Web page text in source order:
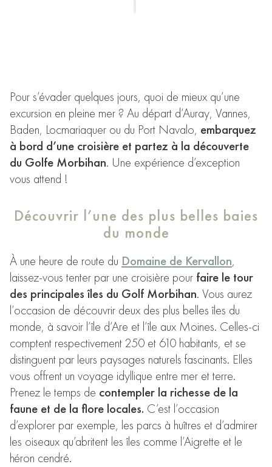
Pour s’évader quelques jours, quoi de mieux qu’une
excursion en pleine mer ? Au départ d’Auray, Vannes,
Baden, Locmariaquer ou du Port Navalo, embarquez
à bord d’une croisière et partez à la découverte
du Golfe Morbihan. Une expérience d’exception
vous attend !
Découvrir l’une des plus belles baies
du monde
À une heure de route du Domaine de Kervallon,
laissez-vous tenter par une croisière pour faire le tour
des principales îles du Golf Morbihan. Vous aurez
l’occasion de découvrir deux des plus belles îles du
monde, à savoir l’île d’Are et l’île aux Moines. Celles-ci
comptent respectivement 250 et 610 habitants, et se
distinguent par leurs paysages naturels fascinants. Elles
vous offrent un voyage idyllique entre mer et terre.
Prenez le temps de contempler la richesse de la
faune et de la flore locales. C’est l’occasion
d’explorer par exemple, les parcs à huîtres et d’admirer
les oiseaux qu’abritent les îles comme l’Aigrette et le
héron cendré.